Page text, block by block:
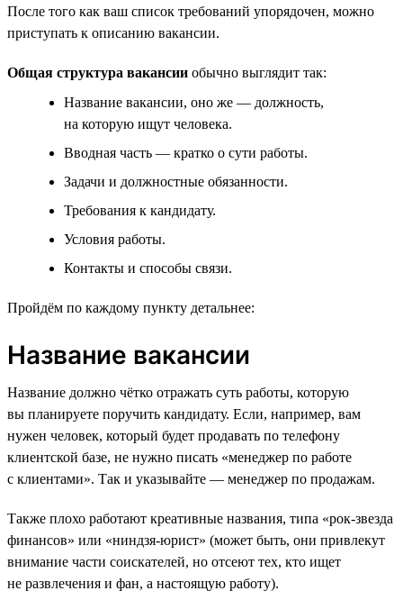
После того как ваш список требований упорядочен, можно
приступать к описанию вакансии.
Общая структура вакансии обычно выглядит так:
Название вакансии, оно же — должность,
на которую ищут человека.
Вводная часть — кратко о сути работы.
Задачи и должностные обязанности.
Требования к кандидату.
Условия работы.
Контакты и способы связи.
Пройдём по каждому пункту детальнее:
Название вакансии
Название должно чётко отражать суть работы, которую
вы планируете поручить кандидату. Если, например, вам
нужен человек, который будет продавать по телефону
клиентской базе, не нужно писать «менеджер по работе
с клиентами». Так и указывайте — менеджер по продажам.
Также плохо работают креативные названия, типа «рок-звезда
финансов» или «ниндзя-юрист» (может быть, они привлекут
внимание части соискателей, но отсеют тех, кто ищет
не развлечения и фан, а настоящую работу).